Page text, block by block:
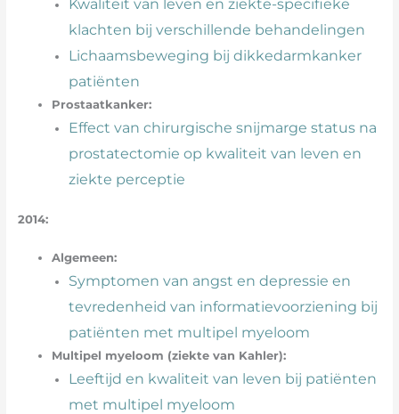
Kwaliteit van leven en ziekte-specifieke
klachten bij verschillende behandelingen
Lichaamsbeweging bij dikkedarmkanker
patiënten
Prostaatkanker:
Effect van chirurgische snijmarge status na
prostatectomie op kwaliteit van leven en
ziekte perceptie
2014:
Algemeen:
Symptomen van angst en depressie en
tevredenheid van informatievoorziening bij
patiënten met multipel myeloom
Multipel myeloom (ziekte van Kahler):
Leeftijd en kwaliteit van leven bij patiënten
met multipel myeloom